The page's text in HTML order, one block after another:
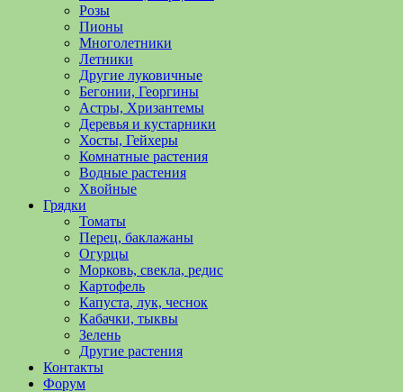
Розы
Пионы
Многолетники
Летники
Другие луковичные
Бегонии, Георгины
Астры, Хризантемы
Деревья и кустарники
Хосты, Гейхеры
Комнатные растения
Водные растения
Хвойные
Грядки
Томаты
Перец, баклажаны
Огурцы
Морковь, свекла, редис
Картофель
Капуста, лук, чеснок
Кабачки, тыквы
Зелень
Другие растения
Контакты
Форум